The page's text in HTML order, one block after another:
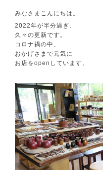
みなさまこんにちは。
2022年が半分過ぎ、
久々の更新です。
コロナ禍の中、
おかげさまで元気に
お店をopenしています。